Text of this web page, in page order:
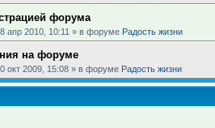
форума
апр 2010, 10:11 » в форуме Радость жизни
на форуме
окт 2009, 15:08 » в форуме Радость жизни